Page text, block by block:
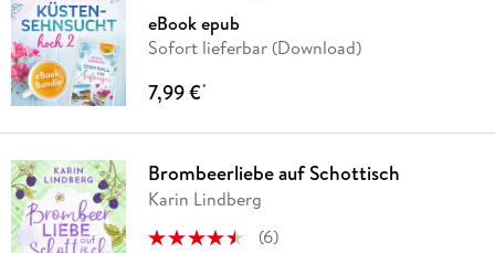
eBook epub
Sofort lieferbar (Download)
7,99 €*
Brombeerliebe auf Schottisch
Karin Lindberg
(6)